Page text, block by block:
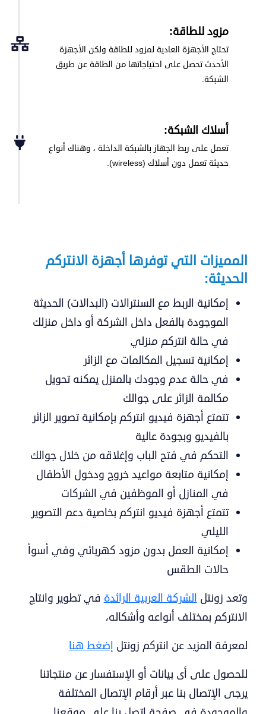
مزود للطاقة:
تحتاج الأجهزة العادية لمزود للطاقة ولكن الأجهزة
الأحدث تحصل على احتياجاتها من الطاقة عن طريق
الشبكة.
أسلاك الشبكة:
تعمل على ربط الجهاز بالشبكة الداخلة ، وهناك أنواع
حديثة تعمل دون أسلاك (wireless).
المميزات التي توفرها أجهزة الانتركم
الحديثة:
إمكانية الربط مع السنترالات (البدالات) الحديثة
الموجودة بالفعل داخل الشركة أو داخل منزلك
في حالة انتركم منزلي
إمكانية تسجيل المكالمات مع الزائر
في حالة عدم وجودك بالمنزل يمكنه تحويل
مكالمة الزائر على جوالك
تتمتع أجهزة فيديو انتركم بإمكانية تصوير الزائر
بالفيديو وبجودة عالية
التحكم في فتح الباب وإغلاقه من خلال جوالك
إمكانية متابعة مواعيد خروج ودخول الأطفال
في المنازل أو الموظفين في الشركات
تتمتع أجهزة فيديو انتركم بخاصية دعم التصوير
الليلي
إمكانية العمل بدون مزود كهربائي وفي أسوأ
حالات الطقس
وتعد زونتل الشركة العربية الرائدةفي تطوير وانتاج
الانتركم بمختلف أنواعه وأشكاله،
لمعرفة المزيد عن انتركم زونتل إضغط هنا
للحصول على أى بيانات أو الإستفسار عن منتجاتنا
يرجى الإتصال بنا عبر أرقام الإتصال المختلفة